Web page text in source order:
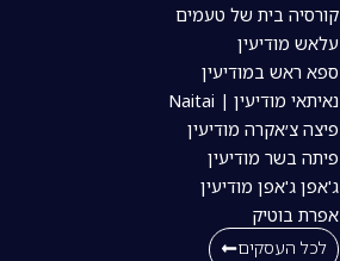
קורסיה בית של טעמים
עלאש מודיעין
ספא ראש במודיעין
נאיתאי מודיעין | Naitai
פיצה צ׳אקרה מודיעין
פיתה בשר מודיעין
ג'אפן ג'אפן מודיעין
אפרת בוטיק
לכל העסקים